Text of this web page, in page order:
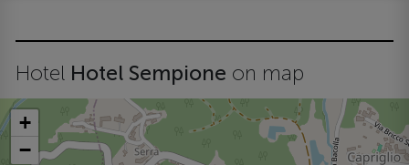
Hotel Hotel Sempione on map
+
−